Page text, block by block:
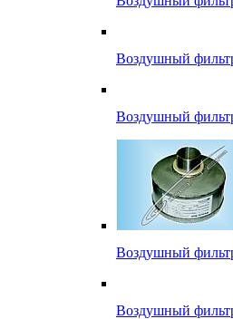
Воздушный
Воздушный
Воздушный
Воздушный